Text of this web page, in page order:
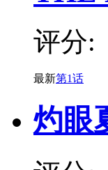
评分:
最新第1话
灼眼